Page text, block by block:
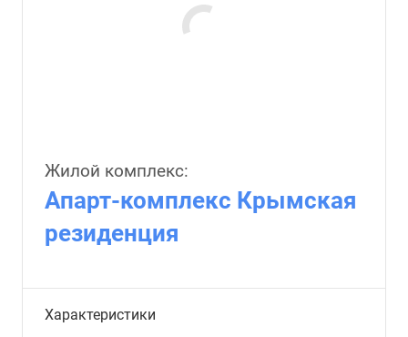
Жилой комплекс:
Апарт-комплекс Крымская
резиденция
Характеристики